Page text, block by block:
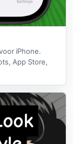
iPhone.
App Store,